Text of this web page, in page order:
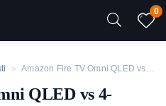
0
» Amazon Fire TV Omni QLED vs 4-Series: Quale Scegliere?
QLED vs 4-